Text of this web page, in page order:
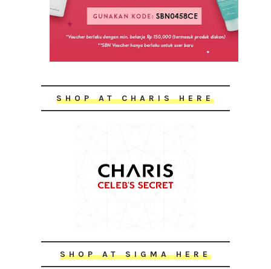
SHOP AT CHARIS HERE
SHOP AT SIGMA HERE